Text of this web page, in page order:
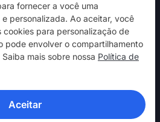
fornecer a você uma
personalizada. Ao aceitar, você
para personalização de
pode envolver o compartilhamento
mais sobre nossa Política de
Aceitar